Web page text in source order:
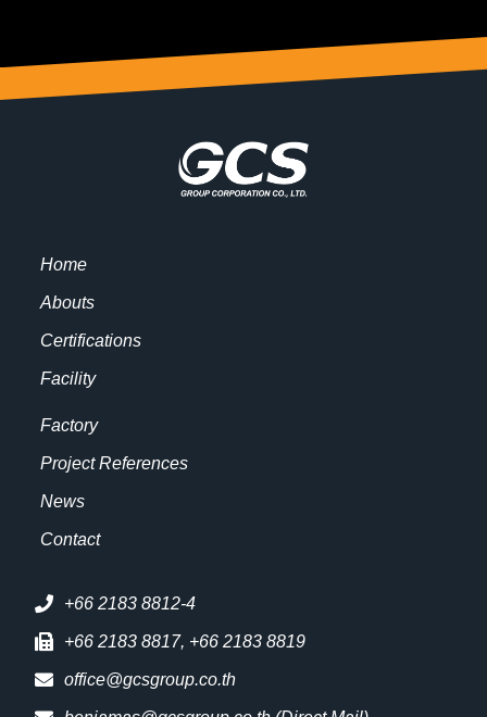
Home
Abouts
Certifications
Facility
Factory
Project References
News
Contact
+66 2183 8812-4
+66 2183 8817, +66 2183 8819
office@gcsgroup.co.th